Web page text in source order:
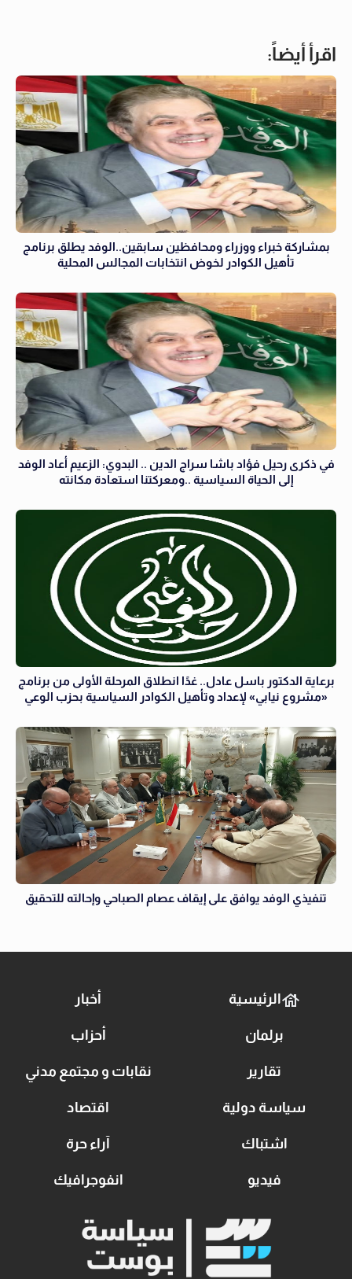
اقرأ أيضاً:
بمشاركة خبراء ووزراء ومحافظين سابقين..الوفد يطلق برنامج
تأهيل الكوادر لخوض انتخابات المجالس المحلية
في ذكرى رحيل فؤاد باشا سراج الدين .. البدوي: الزعيم أعاد الوفد
إلى الحياة السياسية ..ومعركتنا استعادة مكانته
برعاية الدكتور باسل عادل.. غدًا انطلاق المرحلة الأولى من برنامج
«مشروع نيابي» لإعداد وتأهيل الكوادر السياسية بحزب الوعي
تنفيذي الوفد يوافق على إيقاف عصام الصباحي وإحالته للتحقيق
الرئيسية أخبار
برلمان أحزاب
تقارير نقابات و مجتمع مدني
سياسة دولية اقتصاد
اشتباك آراء حرة
فيديو انفوجرافيك